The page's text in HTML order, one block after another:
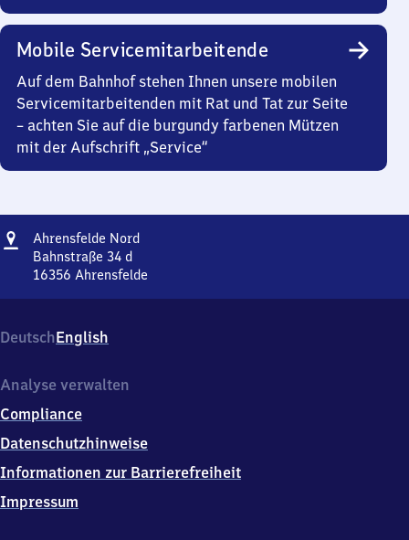
Mobile Servicemitarbeitende
Auf dem Bahnhof stehen Ihnen unsere mobilen
Servicemitarbeitenden mit Rat und Tat zur Seite
– achten Sie auf die burgundy farbenen Mützen
mit der Aufschrift „Service“
Adresse
Ahrensfelde NordAhrensfelde
Bahnstraße 34 d
16356 Ahrensfelde
Bahnstraße
34
1
3
5
Ahrensfelde
DeutschEnglish
Analyse verwalten
Compliance
Datenschutzhinweise
Informationen zur Barrierefreiheit
Impressum